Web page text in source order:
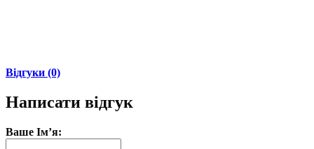
Відгуки (0)
Написати відгук
Ваше Ім’я: